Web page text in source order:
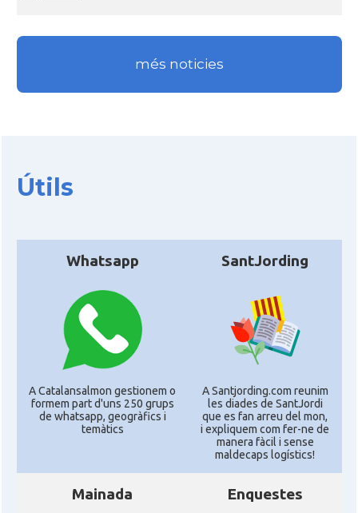
més noticies
Útils
Whatsapp
A Catalansalmon gestionem o
formem part d'uns 250 grups
de whatsapp, geogràfics i
temàtics
SantJording
A Santjording.com reunim
les diades de SantJordi
que es fan arreu del mon,
i expliquem com fer-ne de
manera fàcil i sense
maldecaps logí­stics!
Mainada Enquestes